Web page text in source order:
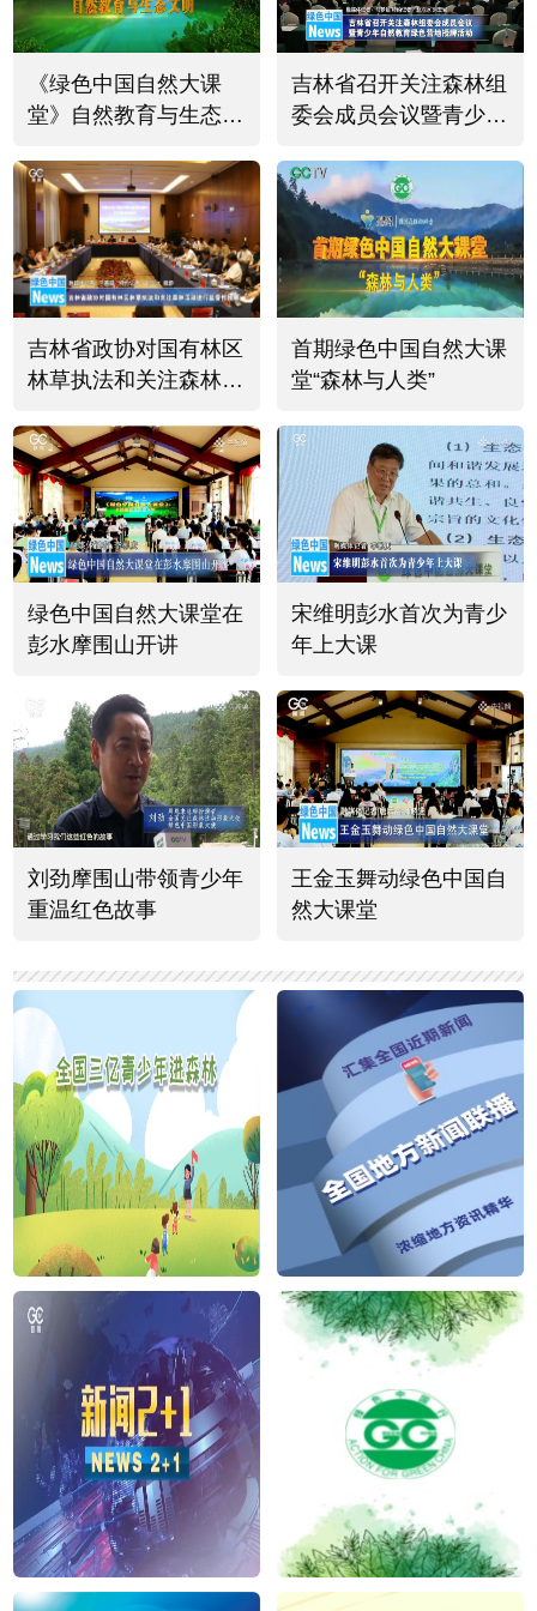
《绿色中国自然大课
堂》自然教育与生态文
吉林省召开关注森林组
委会成员会议暨青少年
活动
吉林省政协对国有林区
林草执法和关注森林活
首期绿色中国自然大课
堂“森林与人类”
绿色中国自然大课堂在
彭水摩围山开讲
宋维明彭水首次为青少
年上大课
刘劲摩围山带领青少年
重温红色故事
王金玉舞动绿色中国自
然大课堂